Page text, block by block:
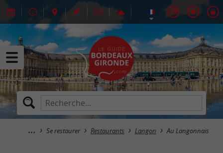
Se restaurer Restaurants Langon Au Langonnais